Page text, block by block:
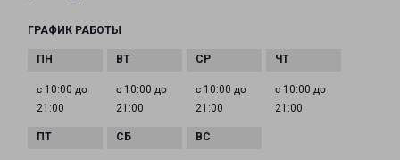
ГРАФИК РАБОТЫ
с 10:00 до
21:00
с 10:00 до
21:00
с 10:00 до
21:00
с 10:00 до
21:00